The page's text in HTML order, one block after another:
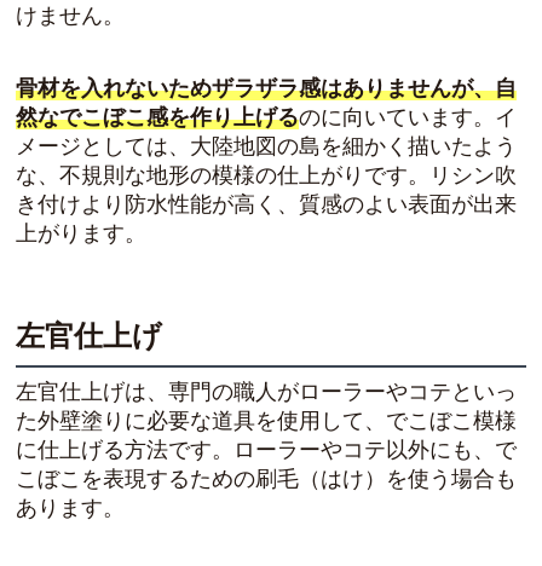
けません。
骨材を入れないためザラザラ感はありませんが、自
然なでこぼこ感を作り上げるのに向いています。イ
メージとしては、大陸地図の島を細かく描いたよう
な、不規則な地形の模様の仕上がりです。リシン吹
き付けより防水性能が高く、質感のよい表面が出来
上がります。
左官仕上げ
左官仕上げは、専門の職人がローラーやコテといっ
た外壁塗りに必要な道具を使用 して、でこぼこ模様
に仕上げる方法です。ローラーやコテ以外にも、で
こぼこを表現するための刷毛（はけ）を使う場合も
あります。